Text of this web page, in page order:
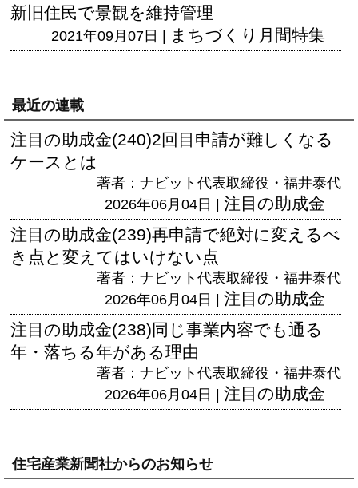
新旧住民で景観を維持管理
2021年09月07日 | まちづくり月間特集
最近の連載
注目の助成金(240)2回目申請が難しくなる
ケースとは
著者：ナビット代表取締役・福井泰代
2026年06月04日 | 注目の助成金
注目の助成金(239)再申請で絶対に変えるべ
き点と変えてはいけない点
著者：ナビット代表取締役・福井泰代
2026年06月04日 | 注目の助成金
注目の助成金(238)同じ事業内容でも通る
年・落ちる年がある理由
著者：ナビット代表取締役・福井泰代
2026年06月04日 | 注目の助成金
住宅産業新聞社からのお知らせ